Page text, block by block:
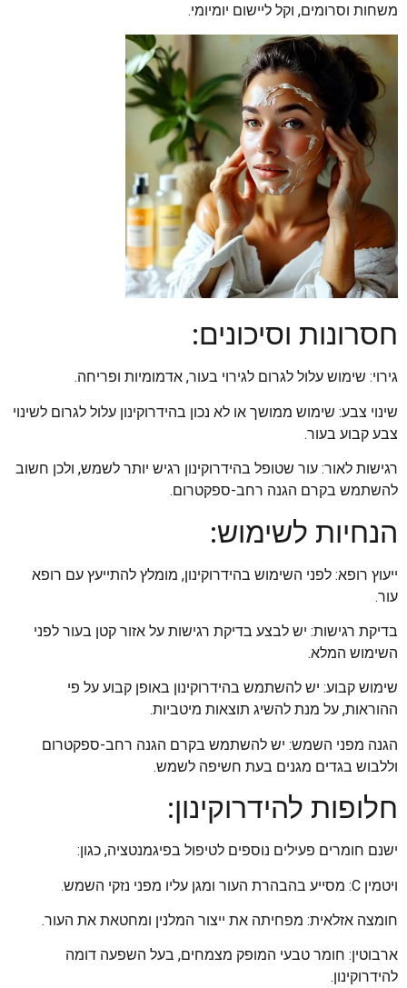
משחות וסרומים, וקל ליישום יומיומי.
חסרונות וסיכונים:
גירוי: שימוש עלול לגרום לגירוי בעור, אדמומיות ופריחה.
שינוי צבע: שימוש ממושך או לא נכון בהידרוקינון עלול לגרום לשינוי
צבע קבוע בעור.
רגישות לאור: עור שטופל בהידרוקינון רגיש יותר לשמש, ולכן חשוב
להשתמש בקרם הגנה רחב-ספקטרום.
הנחיות לשימוש:
ייעוץ רופא: לפני השימוש בהידרוקינון, מומלץ להתייעץ עם רופא
עור.
בדיקת רגישות: יש לבצע בדיקת רגישות על אזור קטן בעור לפני
השימוש המלא.
שימוש קבוע: יש להשתמש בהידרוקינון באופן קבוע על פי
ההוראות, על מנת להשיג תוצאות מיטביות.
הגנה מפני השמש: יש להשתמש בקרם הגנה רחב-ספקטרום
וללבוש בגדים מגנים בעת חשיפה לשמש.
חלופות להידרוקינון:
ישנם חומרים פעילים נוספים לטיפול בפיגמנטציה, כגון:
ויטמין C: מסייע בהבהרת העור ומגן עליו מפני נזקי השמש.
חומצה אזלאית: מפחיתה את ייצור המלנין ומחטאת את העור.
ארבוטין: חומר טבעי המופק מצמחים, בעל השפעה דומה
להידרוקינון.